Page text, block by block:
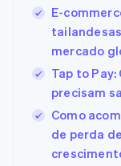
E-
mercado
Tap to
precisam
Como
de perda